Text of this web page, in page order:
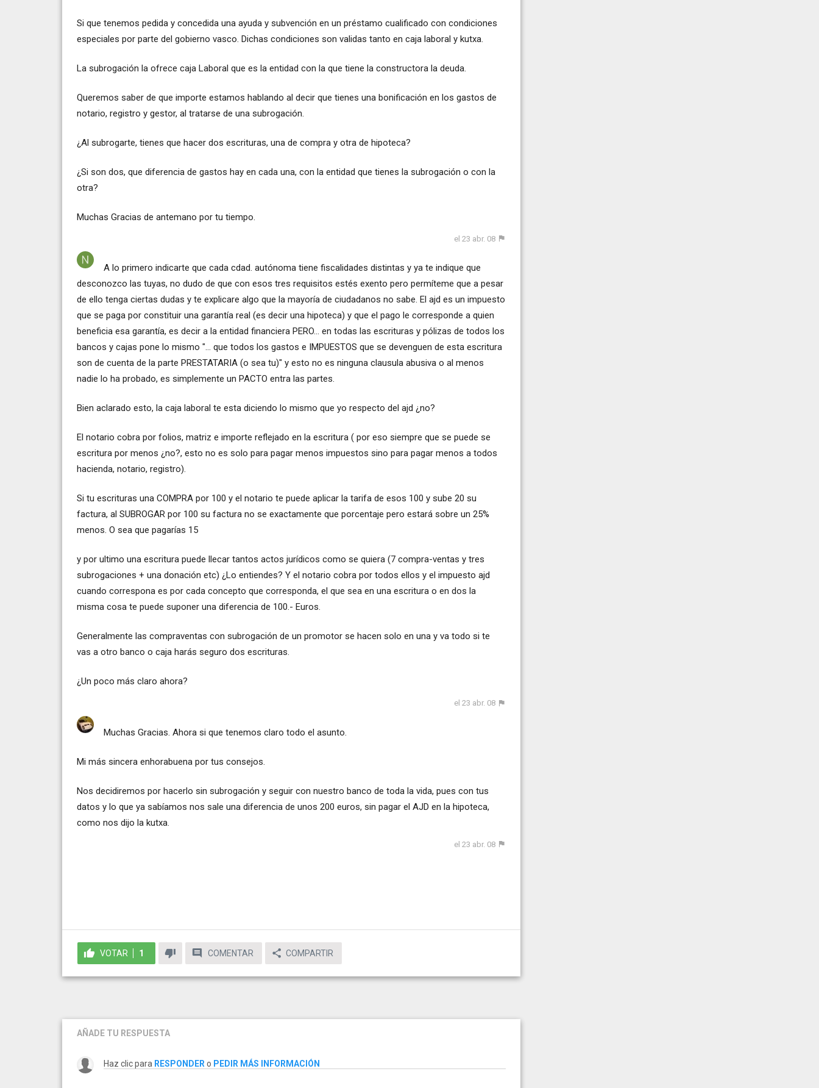
Si que tenemos pedida y concedida una ayuda y subvención en un préstamo cualificado con condiciones
especiales por parte del gobierno vasco. Dichas condiciones son validas tanto en caja laboral y kutxa.
La subrogación la ofrece caja Laboral que es la entidad con la que tiene la constructora la deuda.
Queremos saber de que importe estamos hablando al decir que tienes una bonificación en los gastos de
notario, registro y gestor, al tratarse de una subrogación.
¿Al subrogarte, tienes que hacer dos escrituras, una de compra y otra de hipoteca?
¿Si son dos, que diferencia de gastos hay en cada una, con la entidad que tienes la subrogación o con la
otra?
Muchas Gracias de antemano por tu tiempo.
el 23 abr. 08
A lo primero indicarte que cada cdad. autónoma tiene fiscalidades distintas y ya te indique que
desconozco las tuyas, no dudo de que con esos tres requisitos estés exento pero permíteme que a pesar
de ello tenga ciertas dudas y te explicare algo que la mayoría de ciudadanos no sabe. El ajd es un impuesto
que se paga por constituir una garantía real (es decir una hipoteca) y que el pago le corresponde a quien
beneficia esa garantía, es decir a la entidad financiera PERO... en todas las escrituras y pólizas de todos los
bancos y cajas pone lo mismo "... que todos los gastos e IMPUESTOS que se devenguen de esta escritura
son de cuenta de la parte PRESTATARIA (o sea tu)" y esto no es ninguna clausula abusiva o al menos
nadie lo ha probado, es simplemente un PACTO entra las partes.
Bien aclarado esto, la caja laboral te esta diciendo lo mismo que yo respecto del ajd ¿no?
El notario cobra por folios, matriz e importe reflejado en la escritura ( por eso siempre que se puede se
escritura por menos ¿no?, esto no es solo para pagar menos impuestos sino para pagar menos a todos
hacienda, notario, registro).
Si tu escrituras una COMPRA por 100 y el notario te puede aplicar la tarifa de esos 100 y sube 20 su
factura, al SUBROGAR por 100 su factura no se exactamente que porcentaje pero estará sobre un 25%
menos. O sea que pagarías 15
y por ultimo una escritura puede llecar tantos actos jurídicos como se quiera (7 compra-ventas y tres
subrogaciones + una donación etc) ¿Lo entiendes? Y el notario cobra por todos ellos y el impuesto ajd
cuando correspona es por cada concepto que corresponda, el que sea en una escritura o en dos la
misma cosa te puede suponer una diferencia de 100.- Euros.
Generalmente las compraventas con subrogación de un promotor se hacen solo en una y va todo si te
vas a otro banco o caja harás seguro dos escrituras.
¿Un poco más claro ahora?
el 23 abr. 08
Muchas Gracias. Ahora si que tenemos claro todo el asunto.
Mi más sincera enhorabuena por tus consejos.
Nos decidiremos por hacerlo sin subrogación y seguir con nuestro banco de toda la vida, pues con tus
datos y lo que ya sabíamos nos sale una diferencia de unos 200 euros, sin pagar el AJD en la hipoteca,
como nos dijo la kutxa.
el 23 abr. 08
VOTAR 1 COMENTAR COMPARTIR
AÑADE TU RESPUESTA
Haz clic para RESPONDER o PEDIR MÁS INFORMACIÓN